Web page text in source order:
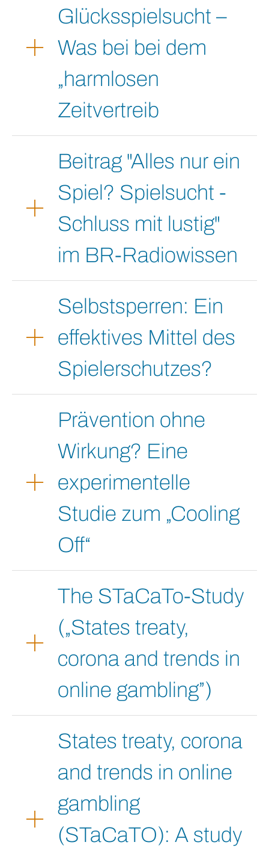
Glücksspielsucht –
Was bei bei dem
„harmlosen
Zeitvertreib
Beitrag "Alles nur ein
Spiel? Spielsucht -
Schluss mit lustig"
im BR-Radiowissen
Selbstsperren: Ein
effektives Mittel des
Spielerschutzes?
Prävention ohne
Wirkung? Eine
experimentelle
Studie zum „Cooling
Off“
The STaCaTo-Study
(„States treaty,
corona and trends in
online gambling”)
States treaty, corona
and trends in online
gambling
(STaCaTO): A study